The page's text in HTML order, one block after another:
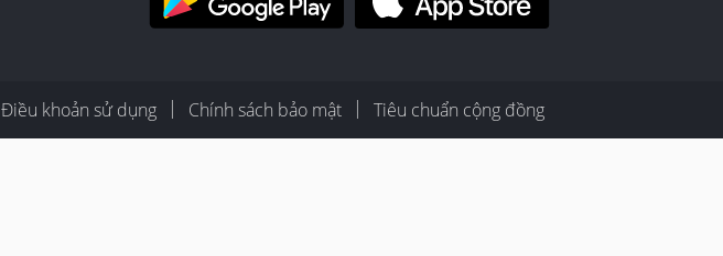
Điều khoản sử dụng Chính sách bảo mật Tiêu chuẩn cộng đồng